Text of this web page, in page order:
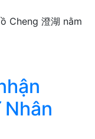
Cheng 澄湖 nằm